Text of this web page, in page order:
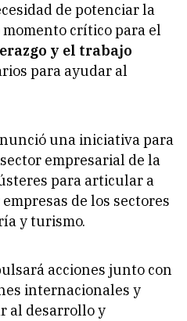
de potenciar la
crítico para el
y el trabajo
para ayudar al
una iniciativa para
empresarial de la
para articular a
de los sectores
y turismo.
acciones junto con
internacionales y
al desarrollo y